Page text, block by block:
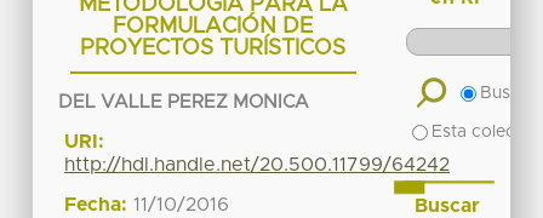
METODOLOGÍA PARA LA
FORMULACIÓN DE
PROYECTOS TURÍSTICOS
DEL VALLE PEREZ MONICA
URI:
http://hdl.handle.net/20.500.11799/64242
Fecha: 11/10/2016
Buscar
Esta
Buscar